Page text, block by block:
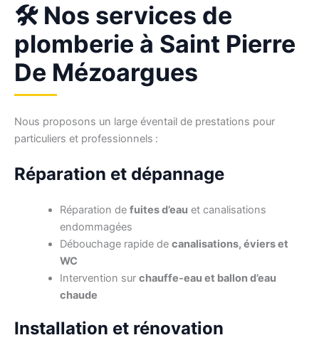
🛠️ Nos services de
plomberie à Saint Pierre
De Mézoargues
Nous proposons un large éventail de prestations pour
particuliers et professionnels :
Réparation et dépannage
Réparation de fuites d’eau et canalisations
endommagées
Débouchage rapide de canalisations, éviers et
WC
Intervention sur chauffe-eau et ballon d’eau
chaude
Installation et rénovation